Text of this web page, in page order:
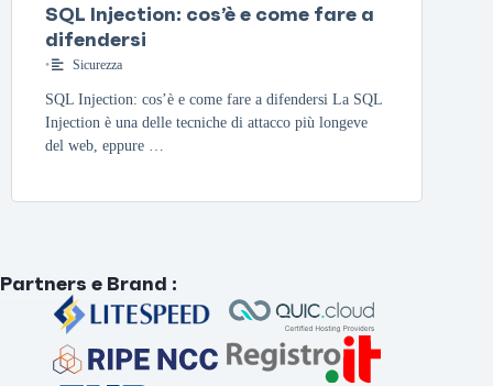
SQL Injection: cos’è e come fare a
difendersi
• Sicurezza
SQL Injection: cos’è e come fare a difendersi La SQL
Injection è una delle tecniche di attacco più longeve
del web, eppure …
Partners e Brand :